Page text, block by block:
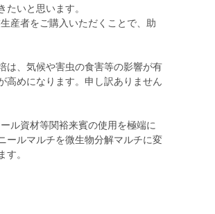
いと思います。
産者をご購入いただくことで、助
は、気候や害虫の食害等の影響が有
高めになります。申し訳ありません
ル資材等関裕来賓の使用を極端に
ールマルチを微生物分解マルチに変
。